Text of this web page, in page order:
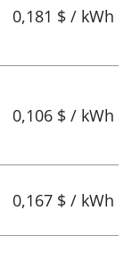
0,181 $ / kWh
0,106 $ / kWh
0,167 $ / kWh